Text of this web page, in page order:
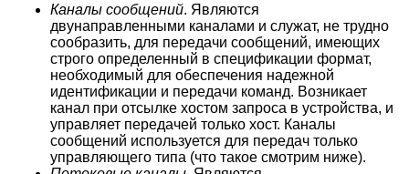
Каналы сообщений. Являются
двунаправленными каналами и служат, не трудно
сообразить, для передачи сообщений, имеющих
строго определенный в спецификации формат,
необходимый для обеспечения надежной
идентификации и передачи команд. Возникает
канал при отсылке хостом запроса в устройства, и
управляет передачей только хост. Каналы
сообщений используется для передач только
управляющего типа (что такое смотрим ниже).